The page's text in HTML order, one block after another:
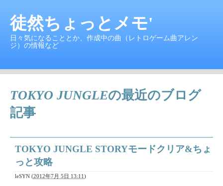
徒然ちょっとメモ'
日々気になることとか、作成中の曲（レトロゲーム曲アレン
ジ）の情報など
TOKYO JUNGLEの最近のブログ
記事
TOKYO JUNGLE STORYモードクリア&ちょ
っと攻略
leSYN (2012年7月 5日 13:11)